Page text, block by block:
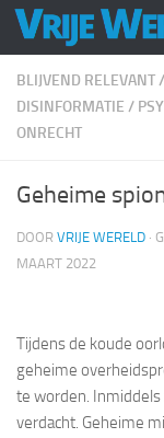
Doorgaan naar
BLIJVEND RELEVANT/
DISINFORMATIE /
ONRECHT
Geheime
DOOR VRIJE WERELD ·
MAART 2022
Tijdens de koude
geheime
te worden. Inmiddels
verdacht. Geheime